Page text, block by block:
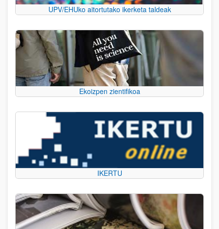
UPV/EHUko aitortutako ikerketa taldeak
Ekoizpen zientifikoa
IKERTU